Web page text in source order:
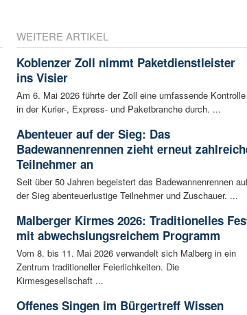
WEITERE ARTIKEL
Koblenzer Zoll nimmt Paketdienstleister
ins Visier
Am 6. Mai 2026 führte der Zoll eine umfassende Kontrolle
in der Kurier-, Express- und Paketbranche durch. ...
Abenteuer auf der Sieg: Das
Badewannenrennen zieht erneut
Teilnehmer an
Seit über 50 Jahren begeistert das Badewannenrennen
der Sieg abenteuerlustige Teilnehmer und Zuschauer. ...
Malberger Kirmes 2026: Traditionelles
mit abwechslungsreichem Programm
Vom 8. bis 11. Mai 2026 verwandelt sich Malberg in ein
Zentrum traditioneller Feierlichkeiten. Die
Kirmesgesellschaft ...
Offenes Singen im Bürgertreff Wissen